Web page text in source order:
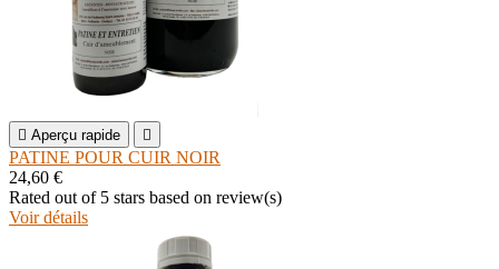
 Aperçu rapide 
PATINE POUR CUIR NOIR
24,60 €
Rated out of 5 stars based on review(s)
Voir détails